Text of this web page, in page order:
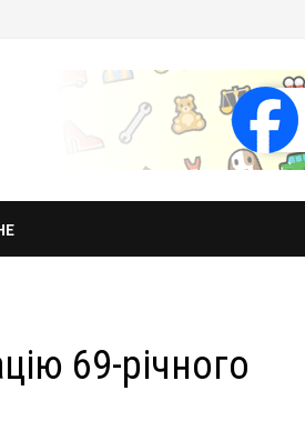
69-річного